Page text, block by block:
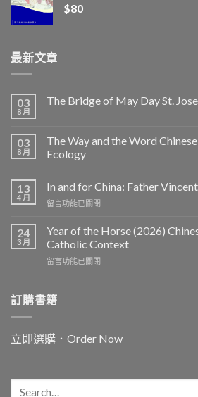
$80
最新文章
03
8 月
The Bridge of May Day St.
03
8 月
The Way and the Word
Ecology
13
4 月
In and for China: Father
在
and
China:
Father
中
留言功能已關閉
24
3 月
Year of the Horse (2026)
Catholic Context
在
the
Horse
Chinese
New
Catholic
Context〉
留言功能已關閉
訂購書籍
立即選購．Order Now